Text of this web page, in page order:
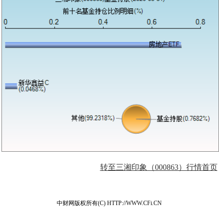
转至三湘印象（000863）行情首页
中财网版权所有(C) HTTP://WWW.CFi.CN